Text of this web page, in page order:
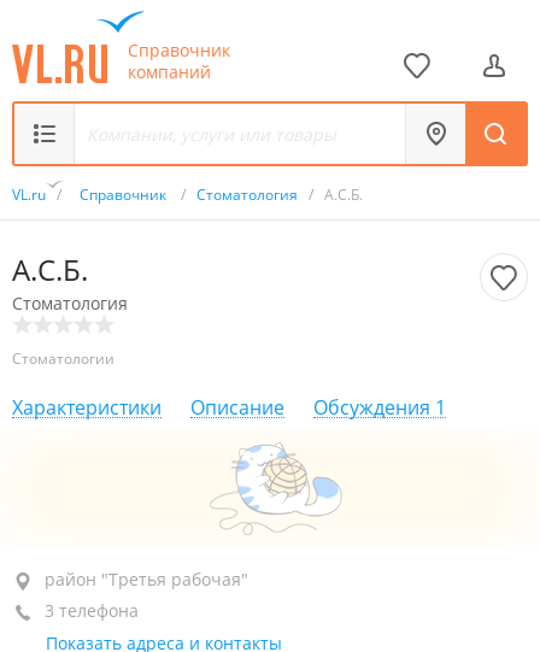
Справочник
компаний
VL.ru / Справочник / Стоматология / А.С.Б.
А.С.Б.
Стоматология
Стоматологии
Характеристики Описание Обсуждения 1
район "Третья рабочая", пр-т Красного Знамени,
114
1-й этаж
район "Третья рабочая"
3 телефона
Показать адреса и контакты